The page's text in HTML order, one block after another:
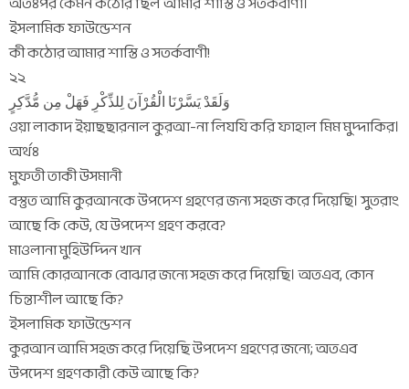
ইসলামিক ফাউন্ডেশন
কী কঠোর আমার শাস্তি ও সতর্কবাণী!
২২
وَلَقَدْ يَسَّرْنَا الْقُرْآنَ لِلذِّكْرِ فَهَلْ مِن مُّدَّكِرٍ
ওয়া লাকাদ ইয়াছছারনাল কুরআ-না লিযযি করি ফাহাল মিম মুদ্দাকির।
অর্থঃ
মুফতী তাকী উসমানী
বস্তুত আমি কুরআনকে উপদেশ গ্রহণের জন্য সহজ করে দিয়েছি। সুতরাং
আছে কি কেউ, যে উপদেশ গ্রহণ করবে?
মাওলানা মুহিউদ্দিন খান
আমি কোরআনকে বোঝার জন্যে সহজ করে দিয়েছি। অতএব, কোন
চিন্তাশীল আছে কি?
ইসলামিক ফাউন্ডেশন
কুরআন আমি সহজ করে দিয়েছি উপদেশ গ্রহণের জন্যে; অতএব
উপদেশ গ্রহণকারী কেউ আছে কি?